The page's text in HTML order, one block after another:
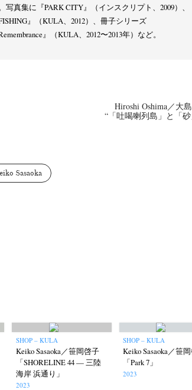
(2) Publication (42) Remembrance (43)
Untitled Records (41) Workshop (5) Yu
写真集に『PARK CITY』（インスクリプト、2009）、
FISHING』（KULA、2012）、冊子シリーズ
Remembrance』（KULA、2012〜2013年）など。
Hiroshi Oshima／大
“「吐喝喇列島」と「砂
Sasaoka
SHOP – KULA
Keiko Sasaoka／笹岡啓子
「SHORELINE 44 — 三陸
海岸 浜通り」
2023
SHOP – KULA
Keiko Sasaoka／笹
「Park 7」
2023